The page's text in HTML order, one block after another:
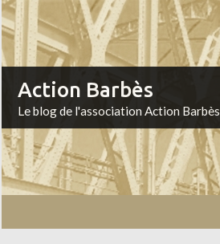
Action Barbès
Le blog de l'association Action Barbès